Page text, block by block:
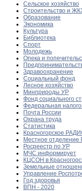
Сельское хозяйство
Строительство и
Образование
Экономика
Культура
Библиотека
Спорт
Молодежь
Опека и
Здравоохранение
Социальный фонд
Лесное хозяйство
Минприроды УР
Фонд социального
Федеральная
Почта России
Охрана труда
Статистика
Красногорское
Местное отделение
Росреестр по УР
МЧС информирует
КЦСОН в
Земельные
Управление
Год здоровья
ВПН - 2020